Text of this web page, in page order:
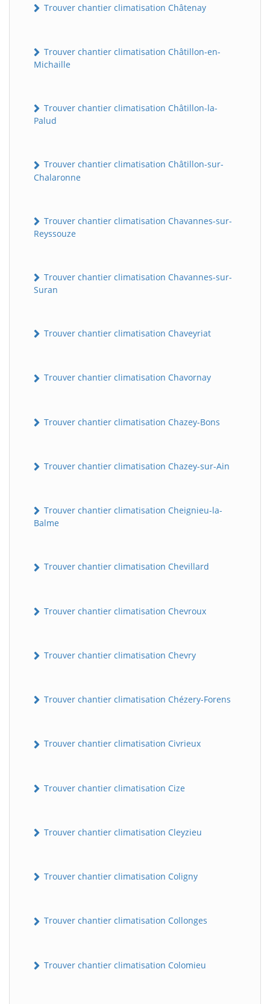
Trouver chantier climatisation Châtenay
Trouver chantier climatisation Châtillon-en-
Michaille
Trouver chantier climatisation Châtillon-la-
Palud
Trouver chantier climatisation Châtillon-sur-
Chalaronne
Trouver chantier climatisation Chavannes-sur-
Reyssouze
Trouver chantier climatisation Chavannes-sur-
Suran
Trouver chantier climatisation Chaveyriat
Trouver chantier climatisation Chavornay
Trouver chantier climatisation Chazey-Bons
Trouver chantier climatisation Chazey-sur-Ain
Trouver chantier climatisation Cheignieu-la-
Balme
Trouver chantier climatisation Chevillard
Trouver chantier climatisation Chevroux
Trouver chantier climatisation Chevry
Trouver chantier climatisation Chézery-Forens
Trouver chantier climatisation Civrieux
Trouver chantier climatisation Cize
Trouver chantier climatisation Cleyzieu
Trouver chantier climatisation Coligny
Trouver chantier climatisation Collonges
Trouver chantier climatisation Colomieu
B BatiWebPro